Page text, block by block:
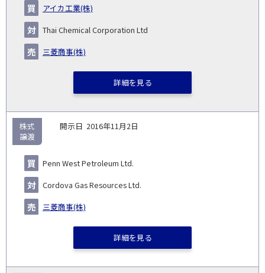
示
い
企
業・
事業
アイカ工業(株)
Thai Chemical Corporation Ltd
三菱商事(株)
詳細を見る
2016年11月2日
Penn West Petroleum Ltd.
Cordova Gas Resources Ltd.
三菱商事(株)
株式
譲渡
詳細を見る